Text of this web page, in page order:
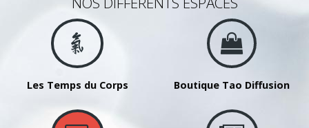
Les Temps du Corps Boutique Tao Diffusion